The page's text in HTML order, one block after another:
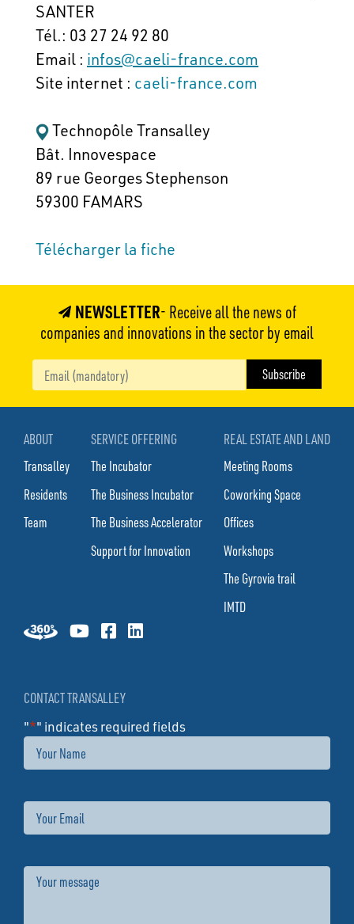
SANTER
Tél.: 03 27 24 92 80
Email : infos@caeli-france.com
Site internet : caeli-france.com
Technopôle Transalley
Bât. Innovespace
89 rue Georges Stephenson
59300 FAMARS
Télécharger la fiche
NEWSLETTER- Receive all the news of
companies and innovations in the sector by email
ABOUT
Transalley
Residents
Team
SERVICE OFFERING
The Incubator
The Business Incubator
The Business Accelerator
Support for Innovation
REAL ESTATE AND LAND
Meeting Rooms
Coworking Space
Offices
Workshops
The Gyrovia trail
IMTD
CONTACT TRANSALLEY
"*" indicates required fields
Name
Email
Message